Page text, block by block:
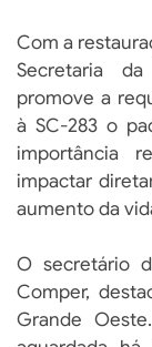
Com a
Secretaria
promove a
à SC-283 o
importância
impactar
aumento da
O secretário
Comper,
Grande